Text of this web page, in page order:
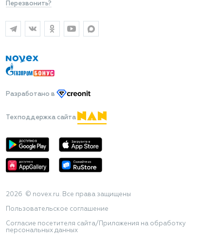
Перезвонить?
Разработано в
Техподдержка сайта
2026 © novex.ru. Все права защищены
Пользовательское соглашение
Согласие посетителя сайта/Приложения на обработку
персональных данных